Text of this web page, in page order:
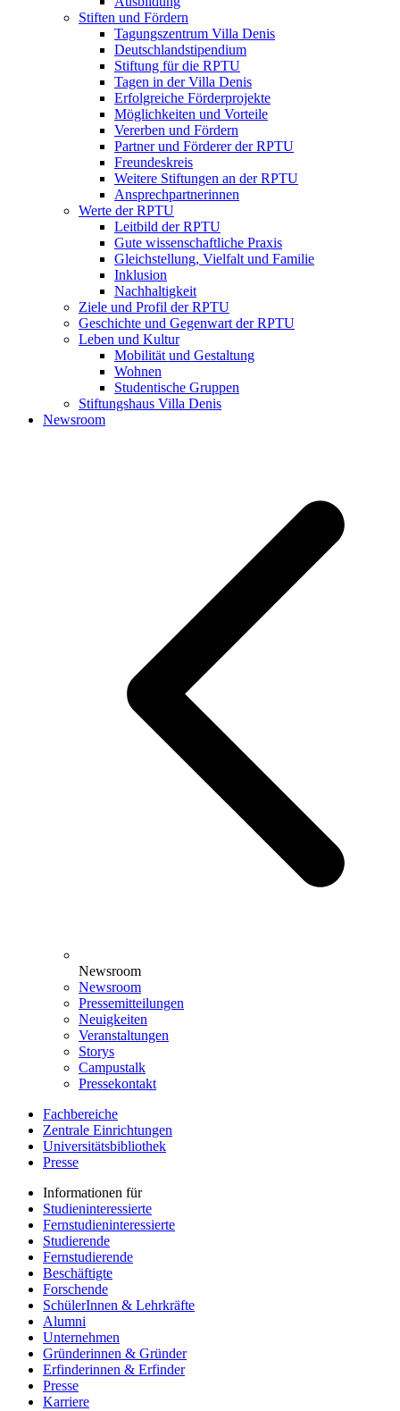
Stiften und Fördern
Tagungszentrum Villa Denis
Deutschlandstipendium
Stiftung für die RPTU
Tagen in der Villa Denis
Erfolgreiche Förderprojekte
Möglichkeiten und Vorteile
Vererben und Fördern
Partner und Förderer der RPTU
Freundeskreis
Weitere Stiftungen an der RPTU
Ansprechpartnerinnen
Werte der RPTU
Leitbild der RPTU
Gute wissenschaftliche Praxis
Gleichstellung, Vielfalt und Familie
Inklusion
Nachhaltigkeit
Ziele und Profil der RPTU
Geschichte und Gegenwart der RPTU
Leben und Kultur
Mobilität und Gestaltung
Wohnen
Studentische Gruppen
Stiftungshaus Villa Denis
Newsroom
Newsroom
Newsroom
Pressemitteilungen
Neuigkeiten
Veranstaltungen
Storys
Campustalk
Pressekontakt
Fachbereiche
Zentrale Einrichtungen
Universitätsbibliothek
Presse
Informationen für
Studieninteressierte
Fernstudieninteressierte
Studierende
Fernstudierende
Beschäftigte
Forschende
SchülerInnen & Lehrkräfte
Alumni
Unternehmen
Gründerinnen & Gründer
Erfinderinnen & Erfinder
Presse
Karriere